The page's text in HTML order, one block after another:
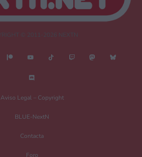
Aviso Legal – Copyright
BLUE-NextN
Contacta
Foro